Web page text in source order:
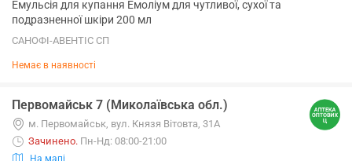
Емульсія для купання Емоліум для чутливої, сухої та
подразненної шкіри 200 мл
САНОФІ-АВЕНТІС СП
Немає в наявності
Первомайськ 7 (Миколаївська обл.)
м. Первомайськ, вул. Князя Вітовта, 31А
Зачинено. Пн-Нд: 08:00-21:00
На мапі